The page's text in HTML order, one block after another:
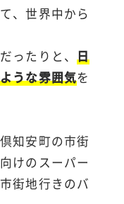
、世界中から
ったりと、日
うな雰囲気を
知安町の市街
けのスーパー
街地行きのバ